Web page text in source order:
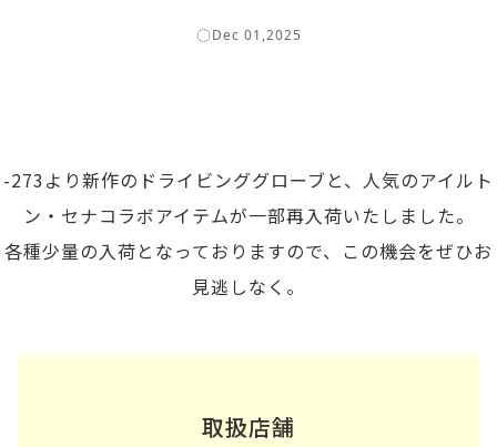
Dec 01,2025
-273より新作のドライビンググローブと、人気のアイルト
ン・セナコラボアイテムが一部再入荷いたしました。
各種少量の入荷となっておりますので、この機会をぜひお
見逃しなく。
取扱店舗